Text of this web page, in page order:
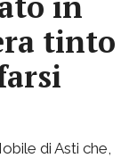
tinto
di Asti che,